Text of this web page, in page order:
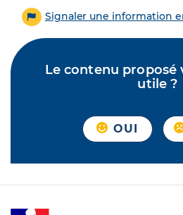
Signaler une information
Le contenu proposé
utile ?
OUI